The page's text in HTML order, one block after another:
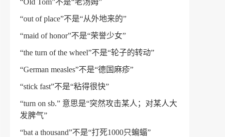
“Old Tom”不是“老汤姆”
“out of place”不是“从外地来的”
“maid of honor”不是“荣誉少女”
“the turn of the wheel”不是“轮子的转动”
“German measles”不是“德国麻疹”
“stick fast”不是“粘得很快”
“turn on sb.” 意思是“突然攻击某人；对某人大
发脾气”
“bat a thousand”不是“打死1000只蝙蝠”